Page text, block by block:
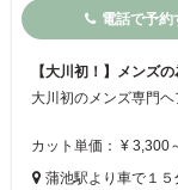
電話で予約
【大川初！】メンズ
カット単価： ¥ 3,300
蒲池駅より車で１５